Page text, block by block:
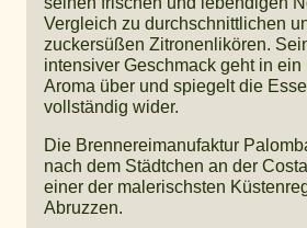
Vergleich zu durchschnittlichen
zuckersüßen Zitronenlikören.
intensiver Geschmack geht in
Aroma über und spiegelt die
vollständig wider.
Die Brennereimanufaktur
nach dem Städtchen an der
einer der malerischsten
Abruzzen.